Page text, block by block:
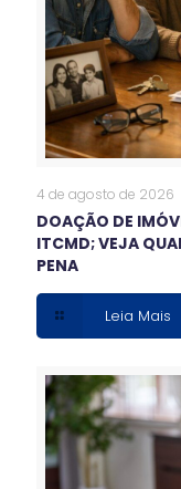
4 de agosto de 2026
DOAÇÃO DE
ITCMD; VEJA
PENA
Leia Mais